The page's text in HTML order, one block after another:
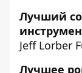
Лучший
Jeff Lorber
Лучшее